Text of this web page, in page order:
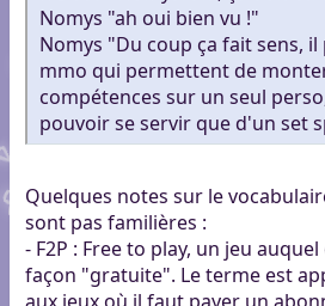
Nomys "ah oui bien vu !"
Nomys "Du coup ça fait sens,
mmo qui permettent de
compétences sur un seul
pouvoir se servir que d'un set
Quelques notes sur le
sont pas familières :
- F2P : Free to play, un jeu
façon "gratuite". Le terme est